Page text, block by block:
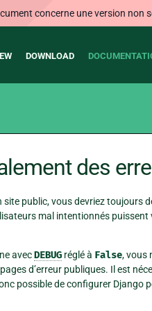
concerne une version non
DOWNLOAD
des
public, vous devriez toujours
mal intentionnés
avecDEBUG réglé à False, vous
d’erreur publiques. Il est
possible de configurer Django